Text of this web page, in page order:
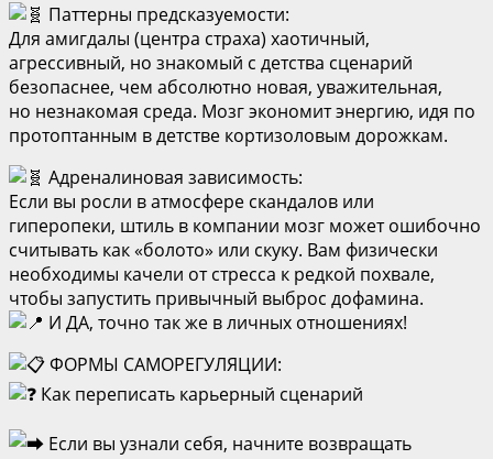
Паттерны предсказуемости:
Для амигдалы (центра страха) хаотичный,
агрессивный, но знакомый с детства сценарий
безопаснее, чем абсолютно новая, уважительная,
но незнакомая среда. Мозг экономит энергию, идя по
протоптанным в детстве кортизоловым дорожкам.
Адреналиновая зависимость:
Если вы росли в атмосфере скандалов или
гиперопеки, штиль в компании мозг может ошибочно
считывать как «болото» или скуку. Вам физически
необходимы качели от стресса к редкой похвале,
чтобы запустить привычный выброс дофамина.
И ДА, точно так же в личных отношениях!
ФОРМЫ САМОРЕГУЛЯЦИИ:
Как переписать карьерный сценарий
Если вы узнали себя, начните возвращать